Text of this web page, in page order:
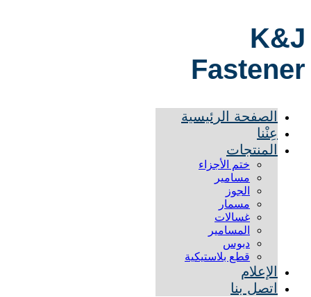
K&J
Fastener
الصفحة الرئيسية
عِنْنا
المنتجات
ختم الأجزاء
مسامير
الجوز
مسمار
غسالات
المسامير
دبوس
قطع بلاستيكية
الإعلام
اتصل بنا